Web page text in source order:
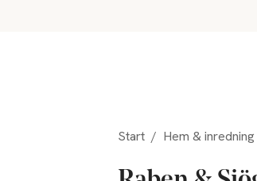
Start / Hem & inredning